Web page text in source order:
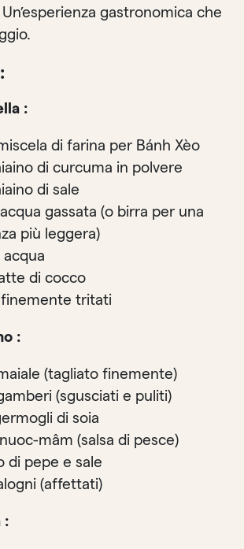
gastronomica che
:
di farina per Bánh Xèo
di curcuma in polvere
di sale
gassata (o birra per una
più leggera)
di cocco
tritati
:
(tagliato finemente)
(sgusciati e puliti)
di soia
mâm (salsa di pesce)
di pepe e sale
(affettati)
: